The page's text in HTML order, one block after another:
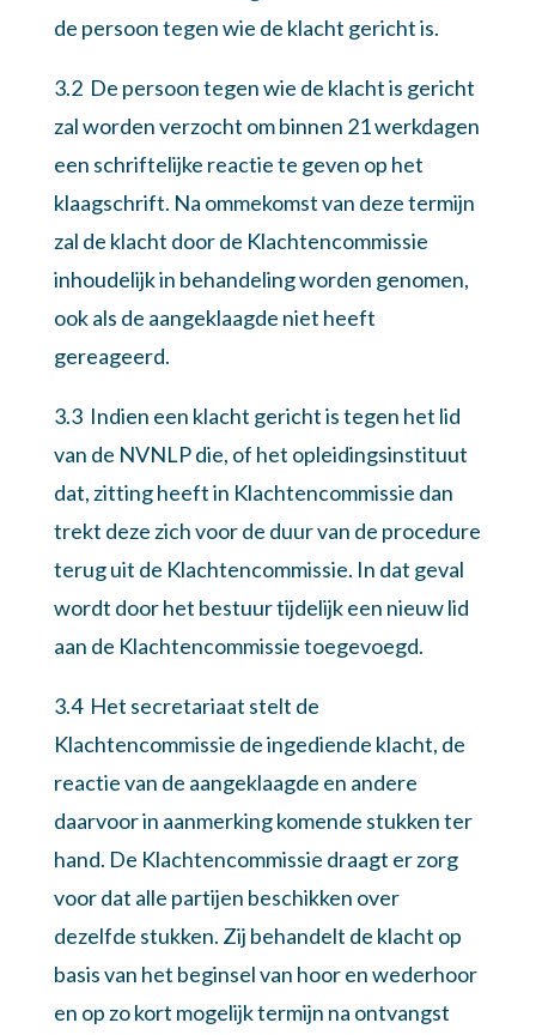
de persoon tegen wie de klacht gericht is.
3.2 De persoon tegen wie de klacht is gericht
zal worden verzocht om binnen 21 werkdagen
een schriftelijke reactie te geven op het
klaagschrift. Na ommekomst van deze termijn
zal de klacht door de Klachtencommissie
inhoudelijk in behandeling worden genomen,
ook als de aangeklaagde niet heeft
gereageerd.
3.3 Indien een klacht gericht is tegen het lid
van de NVNLP die, of het opleidingsinstituut
dat, zitting heeft in Klachtencommissie dan
trekt deze zich voor de duur van de procedure
terug uit de Klachtencommissie. In dat geval
wordt door het bestuur tijdelijk een nieuw lid
aan de Klachtencommissie toegevoegd.
3.4 Het secretariaat stelt de
Klachtencommissie de ingediende klacht, de
reactie van de aangeklaagde en andere
daarvoor in aanmerking komende stukken ter
hand. De Klachtencommissie draagt er zorg
voor dat alle partijen beschikken over
dezelfde stukken. Zij behandelt de klacht op
basis van het beginsel van hoor en wederhoor
en op zo kort mogelijk termijn na ontvangst